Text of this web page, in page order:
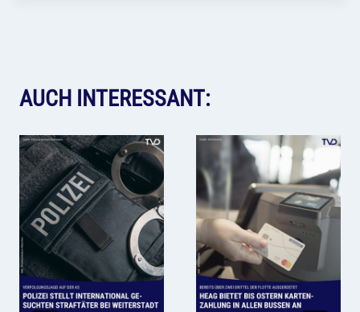
AUCH INTERESSANT: